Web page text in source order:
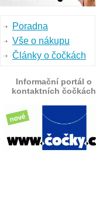
Poradna
Vše o nákupu
Články o čočkách
Informační portál o
kontaktních čočkách